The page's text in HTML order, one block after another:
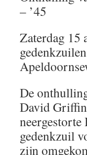
– ’45
Zaterdag 15
De
David Griffin
gedenkzuil
zijn